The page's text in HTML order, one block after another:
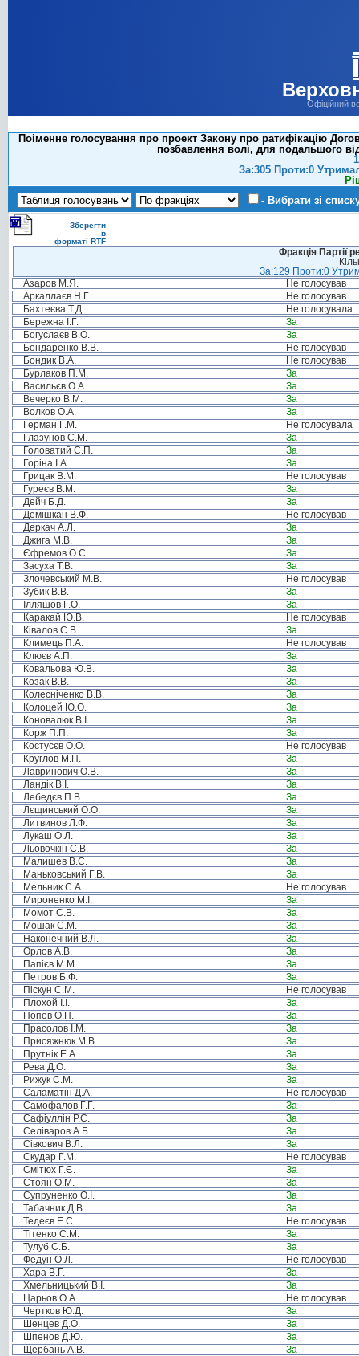
Офіційний
Поіменне голосування про проект Закону про ратифікацію
позбавлення волі, для подальшого
За:305 Проти:0
- Вибрати зі
Зберегти
в
форматі RTF
Фракція Партії
За:129 Проти:0
Азаров М.Я.
Не голосував
Аркаллаєв Н.Г.
Не голосував
Бахтеєва Т.Д.
Не голосувала
Бережна І.Г.
За
Богуслаєв В.О.
За
Бондаренко В.В.
Не голосував
Бондик В.А.
Не голосував
Бурлаков П.М.
За
Васильєв О.А.
За
Вечерко В.М.
За
Волков О.А.
За
Герман Г.М.
Не голосувала
Глазунов С.М.
За
Головатий С.П.
За
Горіна І.А.
За
Грицак В.М.
Не голосував
Гуреєв В.М.
За
Дейч Б.Д.
За
Демішкан В.Ф.
Не голосував
Деркач А.Л.
За
Джига М.В.
За
Єфремов О.С.
За
Засуха Т.В.
За
Злочевський М.В.
Не голосував
Зубик В.В.
За
Ілляшов Г.О.
За
Каракай Ю.В.
Не голосував
Ківалов С.В.
За
Климець П.А.
Не голосував
Клюєв А.П.
За
Ковальова Ю.В.
За
Козак В.В.
За
Колесніченко В.В.
За
Колоцей Ю.О.
За
Коновалюк В.І.
За
Корж П.П.
За
Костусєв О.О.
Не голосував
Круглов М.П.
За
Лавринович О.В.
За
Ландік В.І.
За
Лебедєв П.В.
За
Лєщинський О.О.
За
Литвинов Л.Ф.
За
Лукаш О.Л.
За
Льовочкін С.В.
За
Малишев В.С.
За
Маньковський Г.В.
За
Мельник С.А.
Не голосував
Мироненко М.І.
За
Момот С.В.
За
Мошак С.М.
За
Наконечний В.Л.
За
Орлов А.В.
За
Папієв М.М.
За
Петров Б.Ф.
За
Піскун С.М.
Не голосував
Плохой І.І.
За
Попов О.П.
За
Прасолов І.М.
За
Присяжнюк М.В.
За
Прутнік Е.А.
За
Рева Д.О.
За
Рижук С.М.
За
Саламатін Д.А.
Не голосував
Самофалов Г.Г.
За
Сафіуллін Р.С.
За
Селіваров А.Б.
За
Сівкович В.Л.
За
Скудар Г.М.
Не голосував
Смітюх Г.Є.
За
Стоян О.М.
За
Супруненко О.І.
За
Табачник Д.В.
За
Тедеєв Е.С.
Не голосував
Тітенко С.М.
За
Тулуб С.Б.
За
Федун О.Л.
Не голосував
Хара В.Г.
За
Хмельницький В.І.
За
Царьов О.А.
Не голосував
Чертков Ю.Д.
За
Шенцев Д.О.
За
Шпенов Д.Ю.
За
Щербань А.В.
За